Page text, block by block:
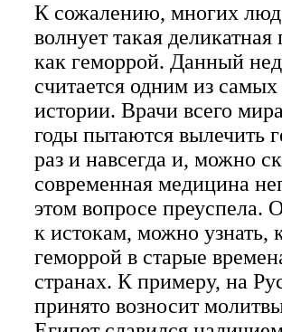
К сожалению, многих
волнует такая деликатная
как геморрой. Данный
считается одним из
истории. Врачи всего
годы пытаются вылечить
раз и навсегда и, можно
современная медицина
этом вопросе преуспела.
к истокам, можно узнать,
геморрой в старые
странах. К примеру, на
принято возносит